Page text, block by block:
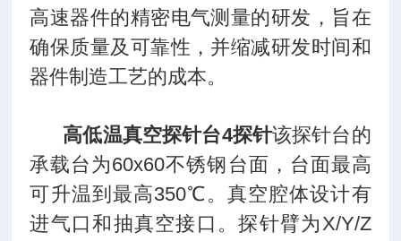
高速器件的精密电气测量的研发，旨在
确保质量及可靠性，并缩减研发时间和
器件制造工艺的成本。
高低温真空探针台4探针该探针台的
承载台为60x60不锈钢台面，台面最高
可升温到最高350℃。真空腔体设计有
进气口和抽真空接口。探针臂为X/Y/Z